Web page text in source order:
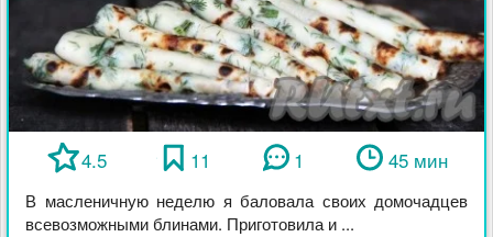
4.5 11 1 45 мин
В масленичную неделю я баловала своих домочадцев
всевозможными блинами. Приготовила и ...